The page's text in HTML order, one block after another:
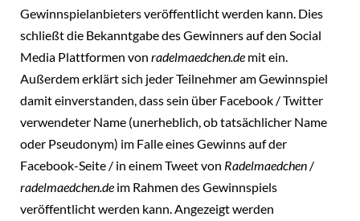
Gewinnspielanbieters veröffentlicht werden kann. Dies
schließt die Bekanntgabe des Gewinners auf den Social
Media Plattformen von radelmaedchen.de mit ein.
Außerdem erklärt sich jeder Teilnehmer am Gewinnspiel
damit einverstanden, dass sein über Facebook / Twitter
verwendeter Name (unerheblich, ob tatsächlicher Name
oder Pseudonym) im Falle eines Gewinns auf der
Facebook-Seite / in einem Tweet von Radelmaedchen /
radelmaedchen.de im Rahmen des Gewinnspiels
veröffentlicht werden kann. Angezeigt werden